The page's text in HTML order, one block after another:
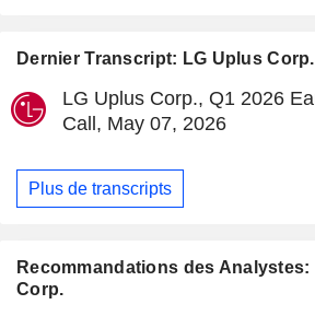
Dernier Transcript: LG Uplus Corp.
LG Uplus Corp., Q1 2026
Call, May 07, 2026
Plus de transcripts
Recommandations des Analystes:
Corp.